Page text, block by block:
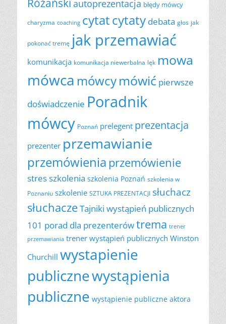
Różański autoprezentacja błędy mówcy
charyzma coaching cytatcytaty debata głos jak
pokonać tremę jak przemawiać
komunikacja komunikacja niewerbalna lęk mowa
mówca mówcymówić pierwsze
doświadczenie Poradnik
mówcy Poznań prelegent prezentacja
prezenter przemawianie
przemówieniaprzemówienie
stresszkolenia szkolenia Poznań szkolenia w
Poznaniu szkolenie SZTUKA PREZENTACJI słuchacz
słuchaczeTajniki wystąpień publicznych
101 porad dla prezenterówtrema trener
przemawiania trener wystąpień publicznych Winston
Churchill wystapienie
publicznewystąpienia
publiczne wystąpienie publiczne aktora